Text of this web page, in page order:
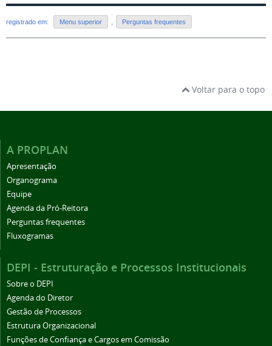
registrado em: Menu superior Perguntas frequentes
Voltar para o topo
A PROPLAN
Apresentação
Organograma
Equipe
Agenda da Pró-Reitora
Perguntas frequentes
Fluxogramas
DEPI - Estruturação e Processos Institucionais
Sobre o DEPI
Agenda do Diretor
Gestão de Processos
Estrutura Organizacional
Funções de Confiança e Cargos em Comissão